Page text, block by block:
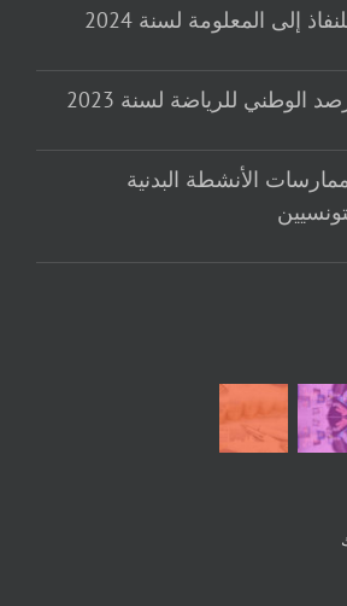
إلى المعلومة لسنة 2024
الوطني للرياضة لسنة 2023
الأنشطة البدنية